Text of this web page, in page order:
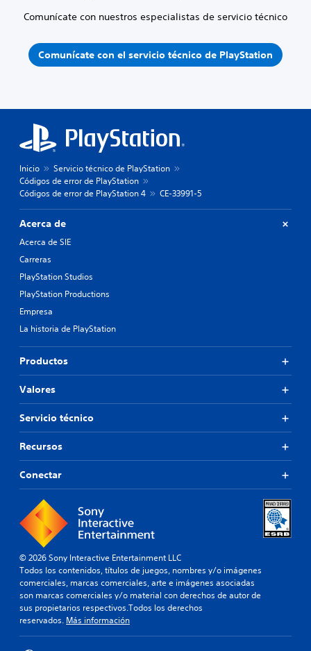
Comunícate con nuestros especialistas de servicio técnico
Comunícate con el servicio técnico de PlayStation
Inicio
Servicio técnico de PlayStation
Códigos de error de PlayStation
Códigos de error de PlayStation 4
CE-33991-5
Acerca de
Acerca de SIE
Carreras
PlayStation Studios
PlayStation Productions
Empresa
La historia de PlayStation
Productos
Valores
Servicio técnico
Recursos
Conectar
© 2026 Sony Interactive Entertainment LLC
Todos los contenidos, títulos de juegos, nombres y/o imágenes
comerciales, marcas comerciales, arte e imágenes asociadas
son marcas comerciales y/o material con derechos de autor de
sus propietarios respectivos.Todos los derechos
reservados. Más información